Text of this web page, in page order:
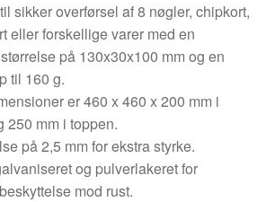
sikker overførsel af 8 nøgler, chipkort,
eller forskellige varer med en
på 130x30x100 mm og en
til 160 g.
er 460 x 460 x 200 mm i
250 mm i toppen.
på 2,5 mm for ekstra styrke.
og pulverlakeret for
mod rust.